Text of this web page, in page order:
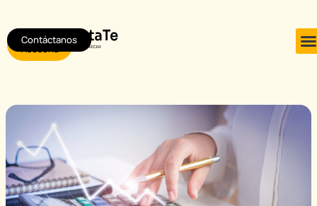
contenido
Agendar
Asesoría
Contáctanos
navigation